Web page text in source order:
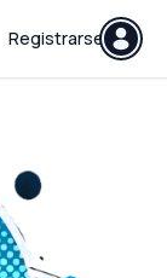
Registrarse